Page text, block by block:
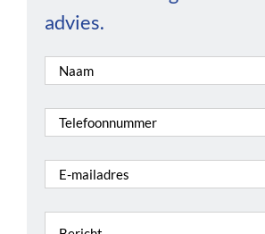
advies.
Naam
*
Telefoonnummer
*
mailadres
*